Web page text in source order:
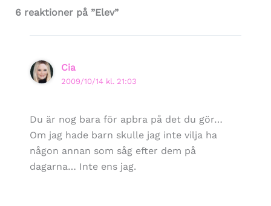
6 reaktioner på ”Elev”
Cia
2009/10/14 kl. 21:03
Du är nog bara för apbra på det du gör…
Om jag hade barn skulle jag inte vilja ha
någon annan som såg efter dem på
dagarna… Inte ens jag.